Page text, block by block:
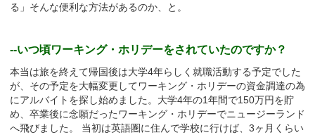
る」そんな便利な方法があるのか、と。
--いつ頃ワーキング・ホリデーをされていたのですか？
本当は旅を終えて帰国後は大学4年らしく就職活動する予定でした
が、その予定を大幅変更してワーキング・ホリデーの資金調達の為
にアルバイトを探し始めました。大学4年の1年間で150万円を貯
め、卒業後に念願だったワーキング・ホリデーでニュージーランド
へ飛びました。 当初は英語圏に住んで学校に行けば、3ヶ月くらい